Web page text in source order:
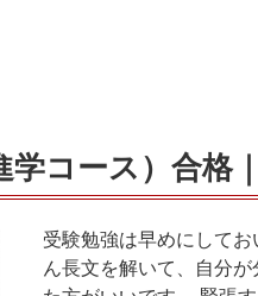
学コース）合格
受験勉強は早めにして
ん長文を解いて、自分